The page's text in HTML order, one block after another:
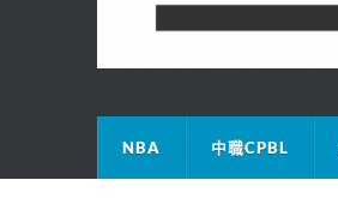
NBA 中職CPBL